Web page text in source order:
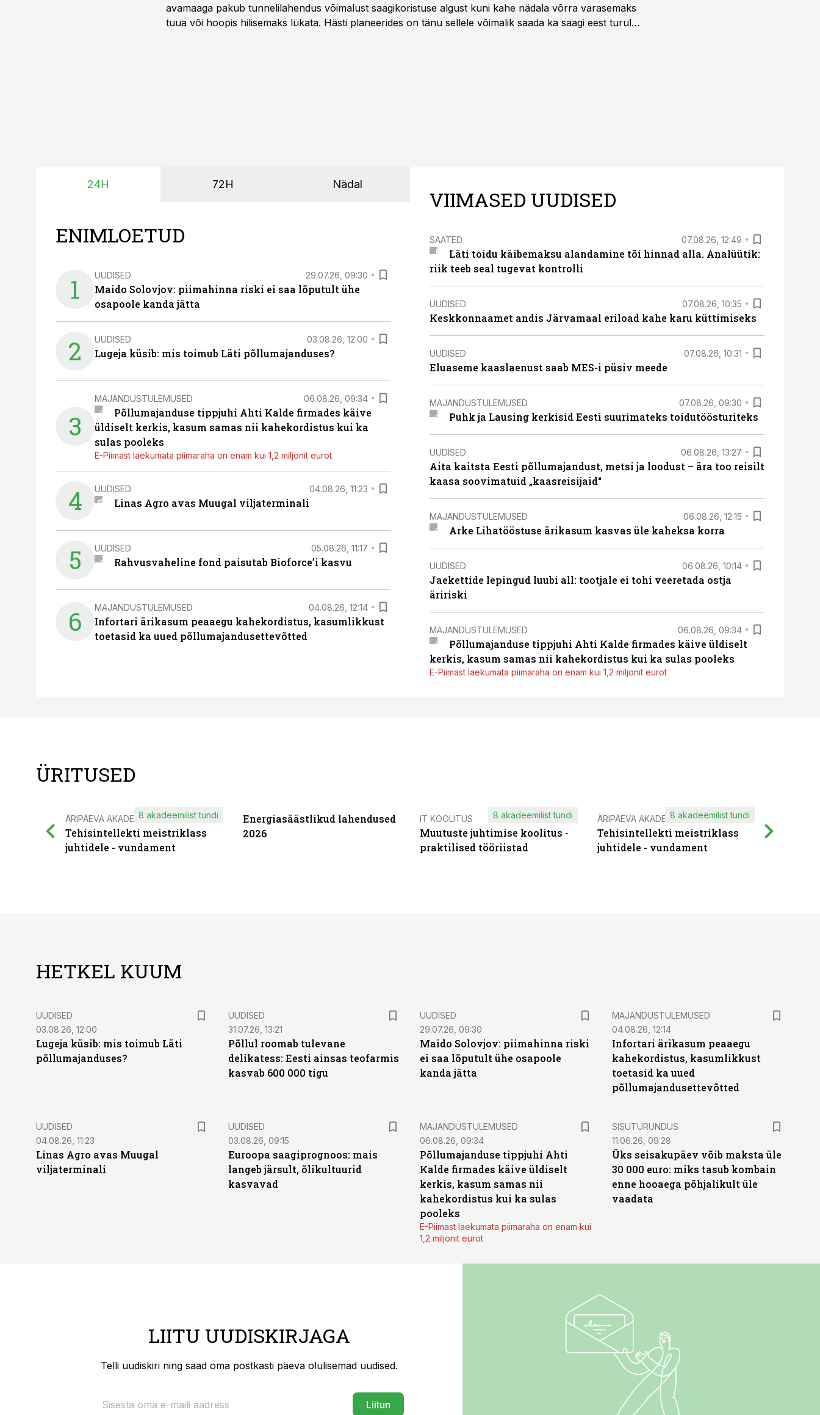
avamaaga pakub tunnelilahendus võimalust saagikoristuse algust kuni kahe nädala võrra varasemaks
tuua või hoopis hilisemaks lükata. Hästi planeerides on tänu sellele võimalik saada ka saagi eest turul
24H 72H Nädal
ENIMLOETUD
1 UUDISED 29.07.26, 09:30
Maido Solovjov: piimahinna riski ei saa lõputult ühe
osapoole kanda jätta
2 UUDISED 03.08.26, 12:00
Lugeja küsib: mis toimub Läti põllumajanduses?
3
MAJANDUSTULEMUSED 06.08.26, 09:34
Põllumajanduse tippjuhi Ahti Kalde firmades käive
üldiselt kerkis, kasum samas nii kahekordistus kui ka
sulas pooleks
E-Piimast laekumata piimaraha on enam kui 1,2 miljonit eurot
4 UUDISED 04.08.26, 11:23
Linas Agro avas Muugal viljaterminali
5 UUDISED 05.08.26, 11:17
Rahvusvaheline fond paisutab Bioforce’i kasvu
6 MAJANDUSTULEMUSED 04.08.26, 12:14
Infortari ärikasum peaaegu kahekordistus, kasumlikkust
toetasid ka uued põllumajandusettevõtted
VIIMASED UUDISED
SAATED 07.08.26, 12:49
Läti toidu käibemaksu alandamine tõi hinnad alla. Analüütik:
riik teeb seal tugevat kontrolli
UUDISED 07.08.26, 10:35
Keskkonnaamet andis Järvamaal eriload kahe karu küttimiseks
UUDISED 07.08.26, 10:31
Eluaseme kaaslaenust saab MES-i püsiv meede
MAJANDUSTULEMUSED 07.08.26, 09:30
Puhk ja Lausing kerkisid Eesti suurimateks toidutöösturiteks
UUDISED 06.08.26, 13:27
Aita kaitsta Eesti põllumajandust, metsi ja loodust – ära too reisilt
kaasa soovimatuid „kaasreisijaid“
MAJANDUSTULEMUSED 06.08.26, 12:15
Arke Lihatööstuse ärikasum kasvas üle kaheksa korra
UUDISED 06.08.26, 10:14
Jaekettide lepingud luubi all: tootjale ei tohi veeretada ostja
äririski
MAJANDUSTULEMUSED 06.08.26, 09:34
Põllumajanduse tippjuhi Ahti Kalde firmades käive üldiselt
kerkis, kasum samas nii kahekordistus kui ka sulas pooleks
E-Piimast laekumata piimaraha on enam kui 1,2 miljonit eurot
ÜRITUSED
ÄRIPÄEVA AKADEEMIA
Tehisintellekti meistriklass
juhtidele - vundament
8 akadeemilist tundi
Energiasäästlikud lahendused
2026
IT KOOLITUS
Muutuste juhtimise koolitus -
praktilised tööriistad
8 akadeemilist tundi ÄRIPÄEVA AKADEEMIA
Tehisintellekti meistriklass
juhtidele - vundament
8 akadeemilist tundi
HETKEL KUUM
UUDISED
03.08.26, 12:00
Lugeja küsib: mis toimub Läti
põllumajanduses?
UUDISED
31.07.26, 13:21
Põllul roomab tulevane
delikatess: Eesti ainsas teofarmis
kasvab 600 000 tigu
UUDISED
29.07.26, 09:30
Maido Solovjov: piimahinna riski
ei saa lõputult ühe osapoole
kanda jätta
MAJANDUSTULEMUSED
04.08.26, 12:14
Infortari ärikasum peaaegu
kahekordistus, kasumlikkust
toetasid ka uued
põllumajandusettevõtted
UUDISED
04.08.26, 11:23
Linas Agro avas Muugal
viljaterminali
UUDISED
03.08.26, 09:15
Euroopa saagiprognoos: mais
langeb järsult, õlikultuurid
kasvavad
MAJANDUSTULEMUSED
06.08.26, 09:34
Põllumajanduse tippjuhi Ahti
Kalde firmades käive üldiselt
kerkis, kasum samas nii
kahekordistus kui ka sulas
pooleks
E-Piimast laekumata piimaraha on enam kui
1,2 miljonit eurot
ST
SISUTURUNDUS
11.06.26, 09:28
Üks seisakupäev võib maksta üle
30 000 euro: miks tasub kombain
enne hooaega põhjalikult üle
vaadata
LIITU UUDISKIRJAGA
Telli uudiskiri ning saad oma postkasti päeva olulisemad uudised.
Liitun